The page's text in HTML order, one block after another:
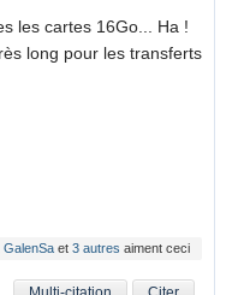
les cartes 16Go... Ha !
long pour les transferts
GalenSa et 3 autres aiment ceci